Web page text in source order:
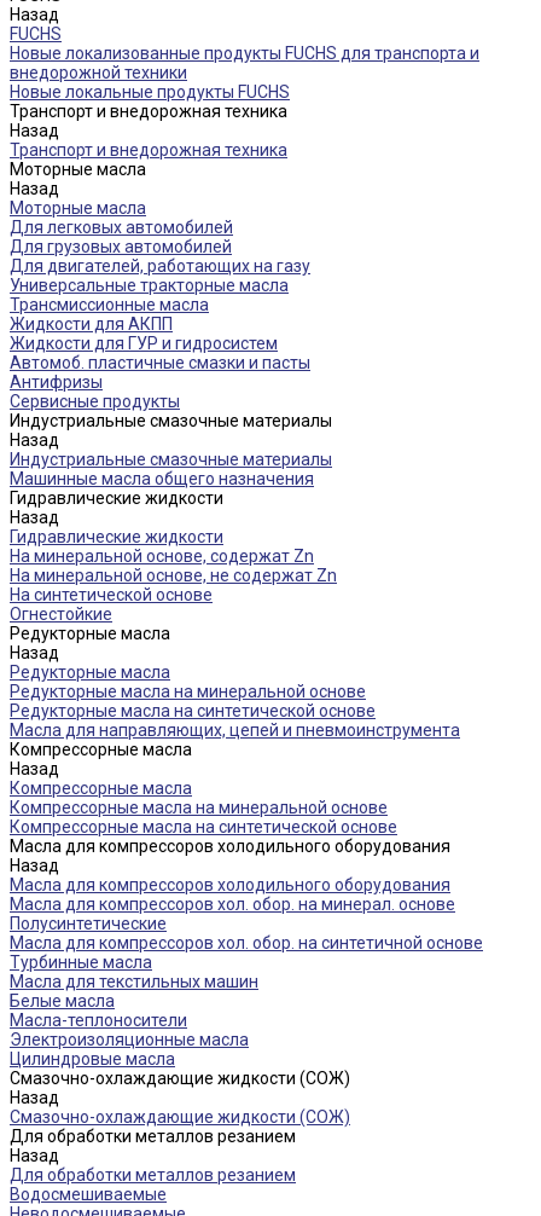
Назад
FUCHS
Новые локализованные продукты FUCHS для транспорта и
внедорожной техники
Новые локальные продукты FUCHS
Транспорт и внедорожная техника
Назад
Транспорт и внедорожная техника
Моторные масла
Назад
Моторные масла
Для легковых автомобилей
Для грузовых автомобилей
Для двигателей, работающих на газу
Универсальные тракторные масла
Трансмиссионные масла
Жидкости для АКПП
Жидкости для ГУР и гидросистем
Автомоб. пластичные смазки и пасты
Антифризы
Сервисные продукты
Индустриальные смазочные материалы
Назад
Индустриальные смазочные материалы
Машинные масла общего назначения
Гидравлические жидкости
Назад
Гидравлические жидкости
На минеральной основе, содержат Zn
На минеральной основе, не содержат Zn
На синтетической основе
Огнестойкие
Редукторные масла
Назад
Редукторные масла
Редукторные масла на минеральной основе
Редукторные масла на синтетической основе
Масла для направляющих, цепей и пневмоинструмента
Компрессорные масла
Назад
Компрессорные масла
Компрессорные масла на минеральной основе
Компрессорные масла на синтетической основе
Масла для компрессоров холодильного оборудования
Назад
Масла для компрессоров холодильного оборудования
Масла для компрессоров хол. обор. на минерал. основе
Полусинтетические
Масла для компрессоров хол. обор. на синтетичной основе
Турбинные масла
Масла для текстильных машин
Белые масла
Масла-теплоносители
Электроизоляционные масла
Цилиндровые масла
Смазочно-охлаждающие жидкости (СОЖ)
Назад
Смазочно-охлаждающие жидкости (СОЖ)
Для обработки металлов резанием
Назад
Для обработки металлов резанием
Водосмешиваемые